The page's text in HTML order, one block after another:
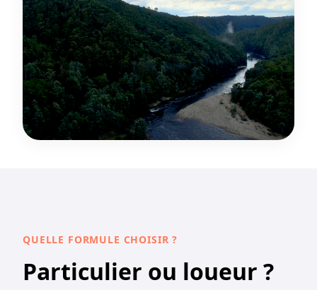
QUELLE FORMULE CHOISIR ?
Particulier ou loueur ?